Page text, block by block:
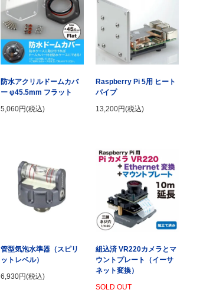
防水アクリルドームカバ
ー φ45.5mm フラット
5,060円(税込)
Raspberry Pi 5用 ヒート
パイプ
13,200円(税込)
管型気泡水準器（スピリ
ットレベル）
6,930円(税込)
組込済 VR220カメラとマ
ウントプレート（イーサ
ネット変換）
SOLD OUT